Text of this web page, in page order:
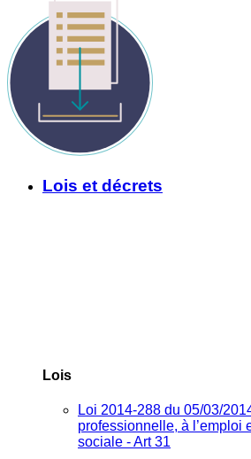
Lois et décrets
Lois
Loi 2014-288 du 05/03/
professionnelle, à l’emploi
sociale - Art 31